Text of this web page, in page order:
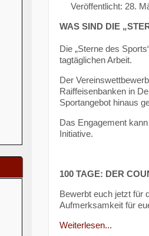
Veröffentlicht: 28.
WAS SIND DIE
Die „Sterne des
tagtäglichen Arbeit.
Der
Raiffeisenbanken in
Sportangebot hinaus
Das Engagement
Initiative.
100 TAGE: DER
Bewerbt euch jetzt für
Aufmerksamkeit für
Weiterlesen...